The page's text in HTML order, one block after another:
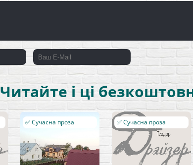
Читайте і ці
✅ Сучасна проза ✅ Сучасна проза